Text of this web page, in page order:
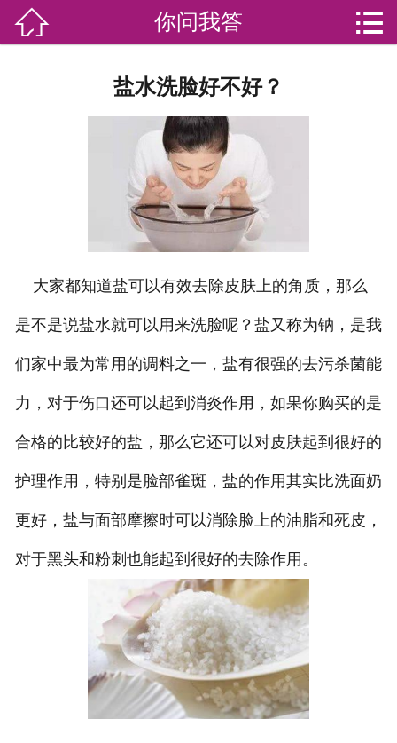
加盟苏家联
荣誉资质
你问我答
 你问我答 
盐水洗脸好不好？
大家都知道盐可以有效去除皮肤上的角质，那么
是不是说盐水就可以用来洗脸呢？盐又称为钠，是我
们家中最为常用的调料之一，盐有很强的去污杀菌能
力，对于伤口还可以起到消炎作用，如果你购买的是
合格的比较好的盐，那么它还可以对皮肤起到很好的
护理作用，特别是脸部雀斑，盐的作用其实比洗面奶
更好，盐与面部摩擦时可以消除脸上的油脂和死皮，
对于黑头和粉刺也能起到很好的去除作用。